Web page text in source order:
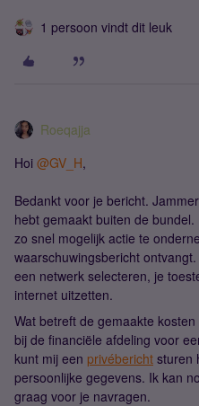
1 persoon vindt dit leuk
Roeqajja
Hoi @GV_H,
Bedankt voor je bericht.
hebt gemaakt buiten de
zo snel mogelijk actie te
waarschuwingsbericht
een netwerk selecteren, je
internet uitzetten.
Wat betreft de gemaakte
bij de financiële afdeling voor
kunt mij een privébericht sturen
persoonlijke gegevens. Ik kan
graag voor je navragen.